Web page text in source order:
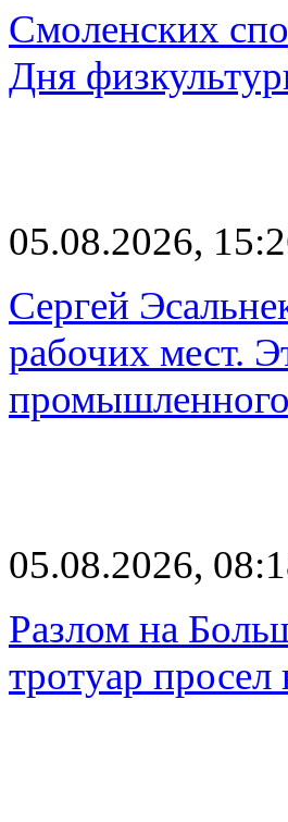
Смоленских
Дня
05.08.2026,
Сергей
рабочих мест.
05.08.2026,
Разлом на
тротуар просел